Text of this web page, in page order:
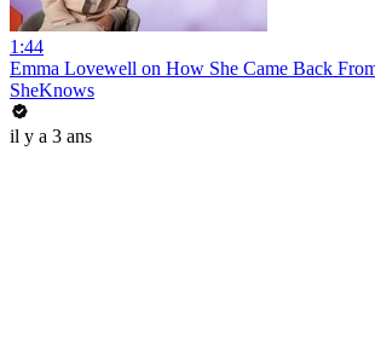
1:44
Emma Lovewell on How She Came Back
SheKnows
il y a 3 ans